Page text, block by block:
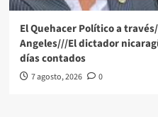
El Quehacer Político a
Angeles///El dictador
días contados
7 agosto, 2026 0